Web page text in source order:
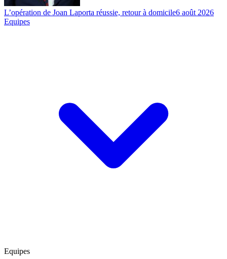
L’opération de Joan Laporta réussie, retour à domicile6 août 2026
Equipes
Equipes